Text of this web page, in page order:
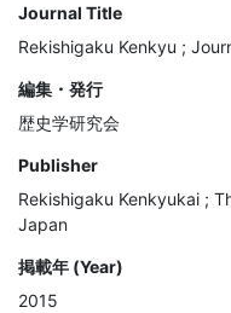
Journal Title
Rekishigaku Kenkyu ;
編集・発行
歴史学研究会
Publisher
Rekishigaku Kenkyukai ;
Japan
掲載年 (Year)
2015